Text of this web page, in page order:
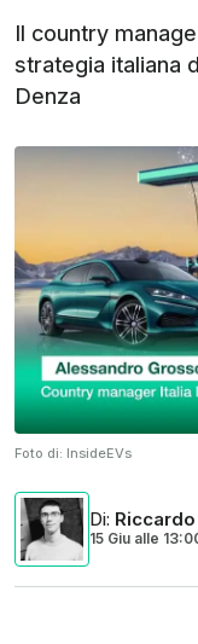
Il country
strategia italiana
Denza
Foto di: InsideEVs
Di:
15 Giu alle